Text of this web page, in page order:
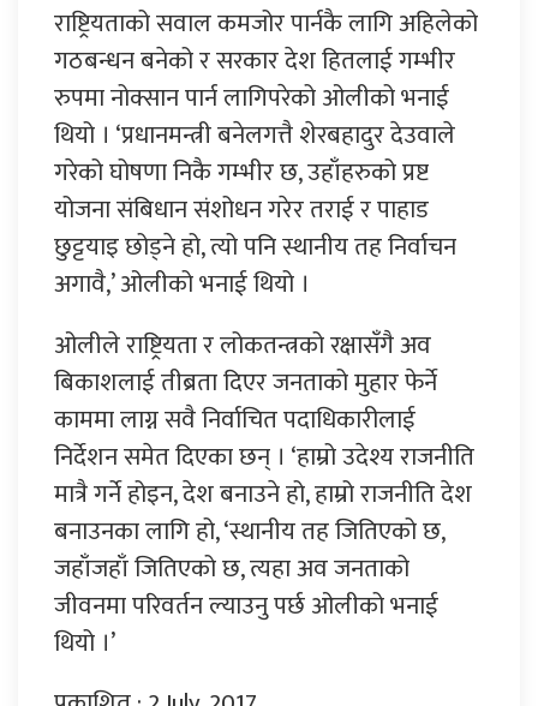
राष्ट्रियताको सवाल कमजोर पार्नकै लागि अहिलेको
गठबन्धन बनेको र सरकार देश हितलाई गम्भीर
रुपमा नोक्सान पार्न लागिपरेको ओलीको भनाई
थियो । ‘प्रधानमन्त्री बनेलगत्तै शेरबहादुर देउवाले
गरेको घोषणा निकै गम्भीर छ, उहाँहरुको प्रष्ट
योजना संबिधान संशोधन गरेर तराई र पाहाड
छुट्टयाइ छोड्ने हो, त्यो पनि स्थानीय तह निर्वाचन
अगावै,’ ओलीको भनाई थियो ।
ओलीले राष्ट्रियता र लोकतन्त्रको रक्षासँगै अव
बिकाशलाई तीब्रता दिएर जनताको मुहार फेर्ने
काममा लाग्न सवै निर्वाचित पदाधिकारीलाई
निर्देशन समेत दिएका छन् । ‘हाम्रो उदेश्य राजनीति
मात्रै गर्ने होइन, देश बनाउने हो, हाम्रो राजनीति देश
बनाउनका लागि हो, ‘स्थानीय तह जितिएको छ,
जहाँजहाँ जितिएको छ, त्यहा अव जनताको
जीवनमा परिवर्तन ल्याउनु पर्छ ओलीको भनाई
थियो ।’